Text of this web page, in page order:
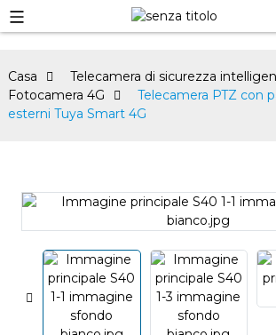
Casa
Telecamera di sicurezza
Fotocamera 4G
Telecamera PTZ con
esterni Tuya Smart 4G